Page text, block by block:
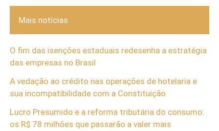
Mais notícias
O fim das isenções estaduais redesenha a estratégia
das empresas no Brasil
A vedação ao crédito nas operações de hotelaria e
sua incompatibilidade com a Constituição
Lucro Presumido e a reforma tributária do consumo:
os R$ 78 milhões que passarão a valer mais